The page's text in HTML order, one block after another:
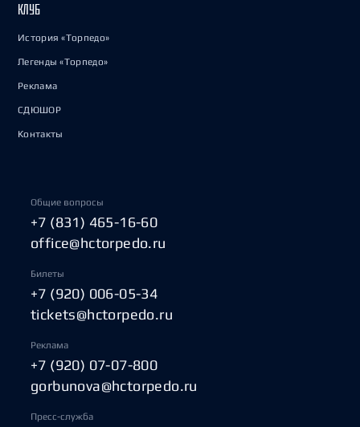
КЛУБ
История «Торпедо»
Легенды «Торпедо»
Реклама
СДЮШОР
Контакты
Общие вопросы
+7 (831) 465-16-60
office@hctorpedo.ru
Билеты
+7 (920) 006-05-34
tickets@hctorpedo.ru
Реклама
+7 (920) 07-07-800
gorbunova@hctorpedo.ru
Пресс-служба